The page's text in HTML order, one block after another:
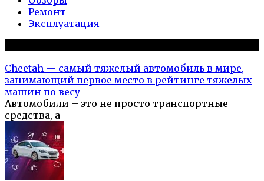
Ремонт
Эксплуатация
Cheetah — самый тяжелый автомобиль в мире,
занимающий первое место в рейтинге тяжелых
машин по весу
Автомобили – это не просто транспортные
средства, а